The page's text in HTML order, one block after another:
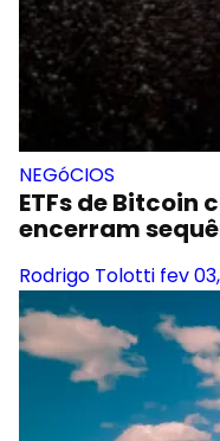
NEGóCIOS
ETFs de Bitcoin
encerram
Rodrigo Tolotti fev